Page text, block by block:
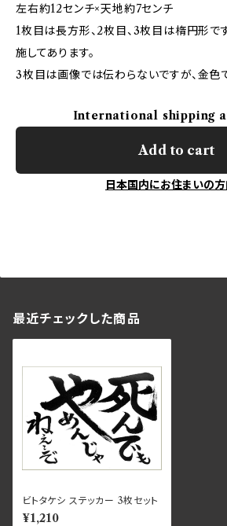
左右約12センチ×天地約7センチ
1枚目は長方形、2枚目、3枚目は楕円形で
施してあります。
3枚目は画像では伝わらないですが、金色で
International shipping
Add to cart
日本国内にお住まいの
最近チェックした商品
ビトタケシ ステッカー 3枚セット
¥1,210